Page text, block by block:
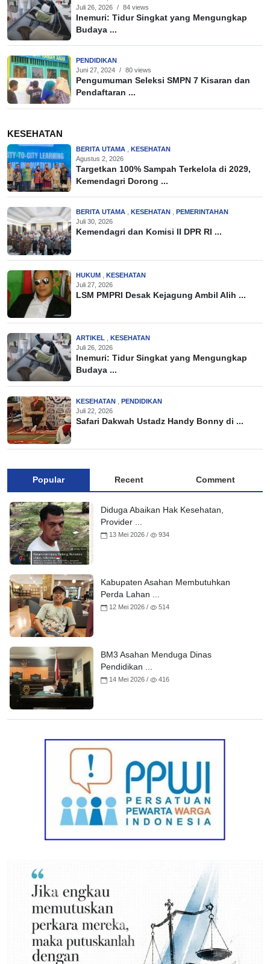
Juli 26, 2026 / 84 views
Inemuri: Tidur Singkat yang Mengungkap
Budaya ...
PENDIDIKAN
Juni 27, 2024 / 80 views
Pengumuman Seleksi SMPN 7 Kisaran dan
Pendaftaran ...
KESEHATAN
BERITA UTAMA
KESEHATAN
Agustus 2, 2026
Targetkan 100% Sampah Terkelola di 2029,
Kemendagri Dorong ...
BERITA UTAMA KESEHATAN
PEMERINTAHAN
Juli 30, 2026
Kemendagri dan Komisi II DPR RI ...
HUKUM
KESEHATAN
Juli 27, 2026
LSM PMPRI Desak Kejagung Ambil Alih ...
ARTIKEL
KESEHATAN
Juli 26, 2026
Inemuri: Tidur Singkat yang Mengungkap
Budaya ...
KESEHATAN
PENDIDIKAN
Juli 22, 2026
Safari Dakwah Ustadz Handy Bonny di ...
Popular Recent Comment
Diduga Abaikan Hak Kesehatan,
Provider ...
13 Mei 2026 / 934
Kabupaten Asahan Membutuhkan
Perda Lahan ...
12 Mei 2026 / 514
BM3 Asahan Menduga Dinas
Pendidikan ...
14 Mei 2026 / 416